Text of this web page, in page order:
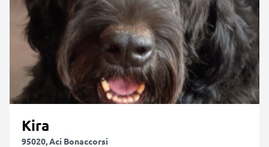
Kira
95020, Aci Bonaccorsi